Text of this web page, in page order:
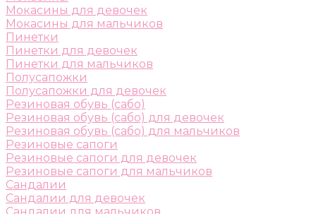
Мокасины для девочек
Мокасины для мальчиков
Пинетки
Пинетки для девочек
Пинетки для мальчиков
Полусапожки
Полусапожки для девочек
Резиновая обувь (сабо)
Резиновая обувь (сабо) для девочек
Резиновая обувь (сабо) для мальчиков
Резиновые сапоги
Резиновые сапоги для девочек
Резиновые сапоги для мальчиков
Сандалии
Сандалии для девочек